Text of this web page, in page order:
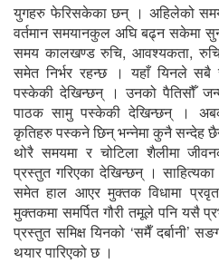
युगहरु फेरिसकेका छन् । अहिलेको
वर्तमान समयानकुल अघि बढ्न सकेमा
समय कालखण्ड रुचि, आवश्यकता,
समेत निर्भर रहन्छ । यहाँ यिनले
पस्केकी देखिन्छन् । उनको पैतिसौँ
पाठक सामु पस्केकी देखिन्छन् ।
कृतिहरु पस्कने छिन् भन्नेमा कुनै सन्देह
थोरै समयमा र चोटिला शैलीमा
प्रस्तुत गरिएका देखिन्छन् । साहित्यका
समेत हाल आएर मुक्तक विधामा
मुक्तकमा समर्पित गौरी तमूले पनि यसै
प्रस्तुत समिक्ष यिनको ‘समैँ दर्बानी’
थयार पारिएको छ ।